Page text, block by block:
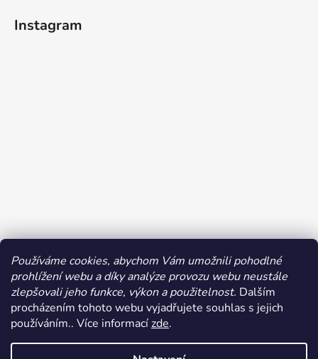
Používáme cookies, abychom Vám umožnili pohodlné
prohlížení webu a díky analýze provozu webu neustále
zlepšovali jeho funkce, výkon a použitelnost. Dalším
procházením tohoto webu vyjadřujete souhlas s jejich
používáním.. Více informacízde.
Instagram
Sledovat na Instagramu